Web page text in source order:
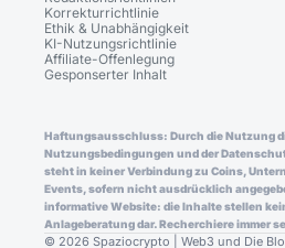
Korrekturrichtlinie
Ethik & Unabhängigkeit
KI-Nutzungsrichtlinie
Affiliate-Offenlegung
Gesponserter Inhalt
Haftungsausschluss: Durch die Nutzung
Nutzungsbedingungen und der
steht in keiner Verbindung zu Coins,
Events, sofern nicht ausdrücklich
informative Website: die Inhalte stellen
Anlageberatung dar. Recherchiere immer
© 2026 Spaziocrypto | Web3 und Die